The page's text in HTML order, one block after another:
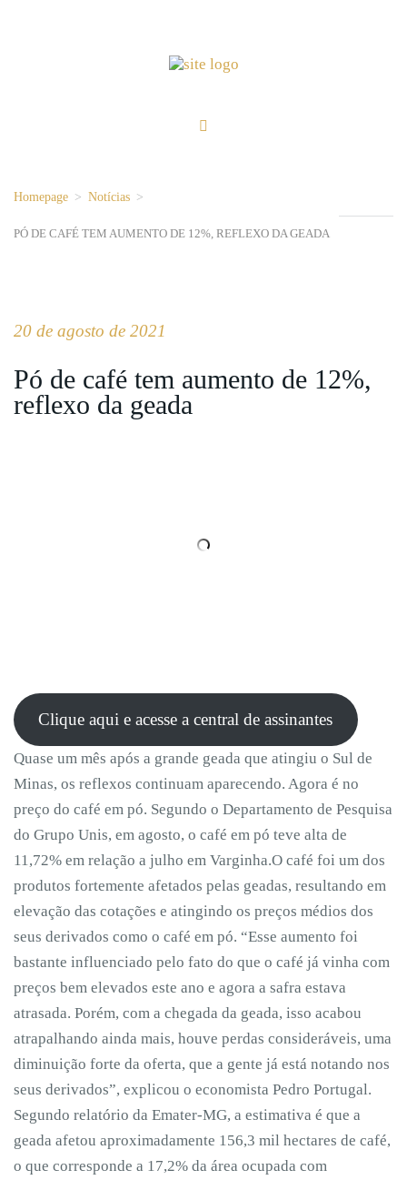
Homepage > Notícias >
PÓ DE CAFÉ TEM AUMENTO DE 12%, REFLEXO DA GEADA
20 de agosto de 2021
Pó de café tem aumento de 12%,
reflexo da geada
Clique aqui e acesse a central de assinantes
Quase um mês após a grande geada que atingiu o Sul de
Minas, os reflexos continuam aparecendo. Agora é no
preço do café em pó. Segundo o Departamento de Pesquisa
do Grupo Unis, em agosto, o café em pó teve alta de
11,72% em relação a julho em Varginha.O café foi um dos
produtos fortemente afetados pelas geadas, resultando em
elevação das cotações e atingindo os preços médios dos
seus derivados como o café em pó. “Esse aumento foi
bastante influenciado pelo fato do que o café já vinha com
preços bem elevados este ano e agora a safra estava
atrasada. Porém, com a chegada da geada, isso acabou
atrapalhando ainda mais, houve perdas consideráveis, uma
diminuição forte da oferta, que a gente já está notando nos
seus derivados”, explicou o economista Pedro Portugal.
Segundo relatório da Emater-MG, a estimativa é que a
geada afetou aproximadamente 156,3 mil hectares de café,
o que corresponde a 17,2% da área ocupada com